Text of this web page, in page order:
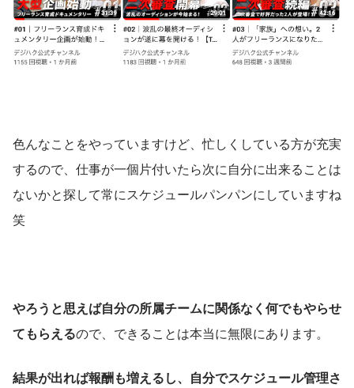
色んなことをやっていますけど、忙しくしている方が充実
するので、仕事が一個片付いたら次に自分に出来ることは
ないかと探して常にスケジュールパンパンにしていますね
笑
やろうと思えば自分の所属チームに関係なく何でもやらせ
てもらえるので、できることは本当に無限にあります。
結果が出れば報酬も増えるし、自分でスケジュール管理さ